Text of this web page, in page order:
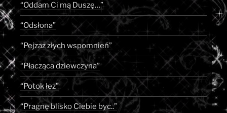
“Oddam Ci mą Duszę…”
“Odsłona”
“Pejzaż złych wspomnień”
“Płacząca dziewczyna”
“Potok łez”
“Pragnę blisko Ciebie byc..”